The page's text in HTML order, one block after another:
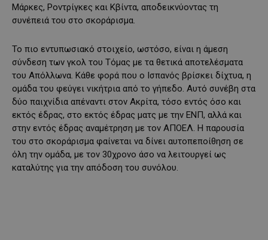
Μάρκες, Ροντρίγκες και Κβίντα, αποδεικνύοντας τη
συνέπειά του στο σκοράρισμα.
Το πιο εντυπωσιακό στοιχείο, ωστόσο, είναι η άμεση
σύνδεση των γκολ του Τόμας με τα θετικά αποτελέσματα
του Απόλλωνα. Κάθε φορά που ο Ισπανός βρίσκει δίχτυα, η
ομάδα του φεύγει νικήτρια από το γήπεδο. Αυτό συνέβη στα
δύο παιχνίδια απέναντι στον Ακρίτα, τόσο εντός όσο και
εκτός έδρας, στο εκτός έδρας ματς με την ΕΝΠ, αλλά και
στην εντός έδρας αναμέτρηση με τον ΑΠΟΕΛ. Η παρουσία
του στο σκοράρισμα φαίνεται να δίνει αυτοπεποίθηση σε
όλη την ομάδα, με τον 30χρονο άσο να λειτουργεί ως
καταλύτης για την απόδοση του συνόλου.